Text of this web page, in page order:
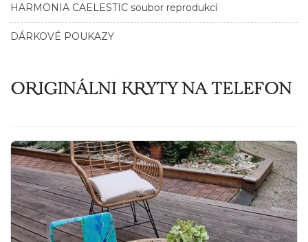
HARMONIA CAELESTIC soubor reprodukcí
DÁRKOVÉ POUKAZY
ORIGINÁLNÍ KRYTY NA TELEFON